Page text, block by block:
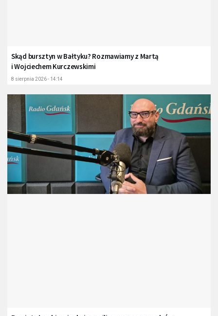
Skąd bursztyn w Bałtyku? Rozmawiamy z Martą
i Wojciechem Kurczewskimi
8 sierpnia 2026 - 14:14